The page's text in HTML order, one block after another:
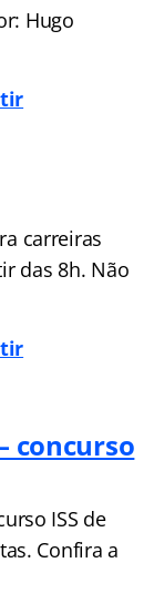
Hugo
carreiras
das 8h. Não
concurso
ISS de
Confira a